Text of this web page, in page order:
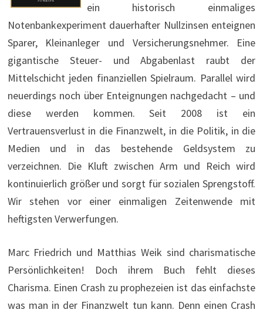
ein historisch einmaliges
Notenbankexperiment dauerhafter Nullzinsen enteignen
Sparer, Kleinanleger und Versicherungsnehmer. Eine
gigantische Steuer- und Abgabenlast raubt der
Mittelschicht jeden finanziellen Spielraum. Parallel wird
neuerdings noch über Enteignungen nachgedacht – und
diese werden kommen. Seit 2008 ist ein
Vertrauensverlust in die Finanzwelt, in die Politik, in die
Medien und in das bestehende Geldsystem zu
verzeichnen. Die Kluft zwischen Arm und Reich wird
kontinuierlich größer und sorgt für sozialen Sprengstoff.
Wir stehen vor einer einmaligen Zeitenwende mit
heftigsten Verwerfungen.
Marc Friedrich und Matthias Weik sind charismatische
Persönlichkeiten! Doch ihrem Buch fehlt dieses
Charisma. Einen Crash zu prophezeien ist das einfachste
was man in der Finanzwelt tun kann. Denn einen Crash